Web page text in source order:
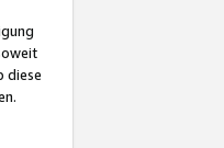
diese